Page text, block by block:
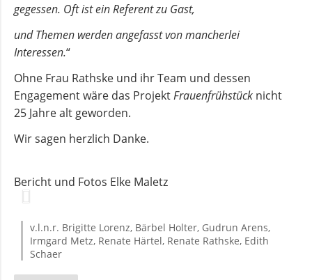
Kinder-
und
Jugendarbeit
Evangelisches
Forum
HILFE
Schuldnerberatung
gegessen. Oft ist ein Referent zu Gast,
und Themen werden angefasst von mancherlei
Interessen.“
Ohne Frau Rathske und ihr Team und dessen
Engagement wäre das ProjektFrauenfrühstück nicht
25 Jahre alt geworden.
Wir sagen herzlich Danke.
Bericht und Fotos Elke Maletz
v.l.n.r. Brigitte Lorenz, Bärbel Holter, Gudrun Arens,
Irmgard Metz, Renate Härtel, Renate Rathske, Edith
Schaer